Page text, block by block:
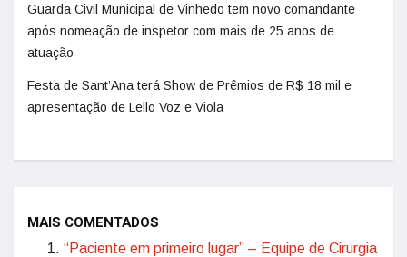
Guarda Civil Municipal de Vinhedo tem novo comandante
após nomeação de inspetor com mais de 25 anos de
atuação
Festa de Sant’Ana terá Show de Prêmios de R$ 18 mil e
apresentação de Lello Voz e Viola
MAIS COMENTADOS
“Paciente em primeiro lugar” – Equipe de Cirurgia